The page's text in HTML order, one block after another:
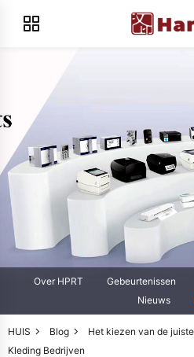
Over HPRT Gebeurtenissen
Nieuws
HUIS Blog
Het kiezen van de
Kleding Bedrijven